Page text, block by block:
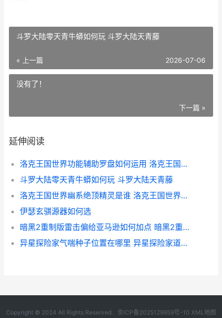
斗罗大陆零天青牛蟒如何玩 斗罗大陆天青藤
« 上一篇 2026-07-06
没有了！
下一篇 »
延伸阅读
洛克王国世界功能辅助罗盘如何运用 洛克王国世界功率放大技能石
斗罗大陆零天青牛蟒如何玩 斗罗大陆天青藤
洛克王国世界幽系绝顶精灵是谁 洛克王国世界幽影树
伊瑟玄骐源器如何选
暗黑2重制版雷击偏给亚马逊如何加点 暗黑2重制版雷击和泰坦哪个好
异星探险家气喘种子位置在哪里 异星探险家道具介绍
Copyright © 2024 All Rights Reserved. 京ICP备2025129959号-10 XML地图